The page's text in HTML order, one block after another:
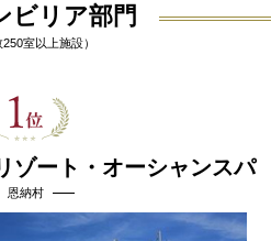
ビリア部門
250室以上施設）
ゾート・オーシャンスパ
恩納村